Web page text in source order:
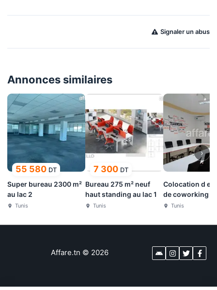
Signaler un abus
Annonces similaires
55 580 DT
Super bureau 2300 m²
au lac 2
Tunis
7 300 DT
Bureau 275 m² neuf
haut standing au lac 1
Tunis
Colocation d
de coworking
bureaux
Tunis
›
Affare.tn © 2026